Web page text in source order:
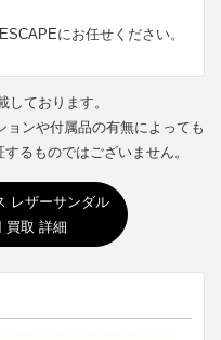
にお任せください。
ております。
ンや付属品の有無によっても
るものではございません。
レザーサンダル
買取 詳細